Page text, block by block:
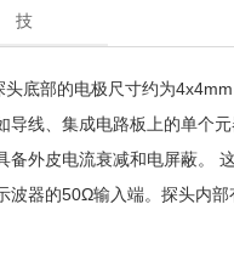
技
参
数
部的电极尺寸约为4x4mm
导线、集成电路板上的单个
备外皮电流衰减和电屏蔽。
波器的50Ω输入端。探头内部